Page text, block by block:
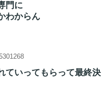
門に
わからん
ていってもらって最終決